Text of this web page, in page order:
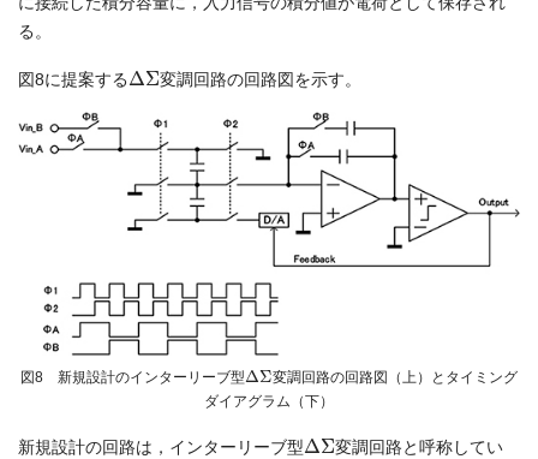
る。
図8に提案する Δ Σ変調回路の回路図を示す。
図8 新規設計のインターリーブ型 Δ Σ変調回路の回路図（上）とタイミング
ダイアグラム（下）
新規設計の回路は，インターリーブ型 Δ Σ変調回路と呼称してい